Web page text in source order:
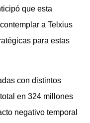
que esta
a Telxius
para estas
con distintos
en 324 millones
negativo temporal